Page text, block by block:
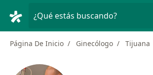
¿Qué estás buscando?
Página De Inicio Ginecólogo Tijuana